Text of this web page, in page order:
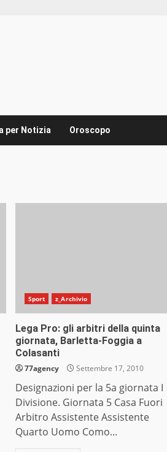
per Notizia Oroscopo
Sport z_Archivio
Lega Pro: gli arbitri della quinta
giornata, Barletta-Foggia a
Colasanti
77agency Settembre 17, 2010
Designazioni per la 5a giornata I
Divisione. Giornata 5 Casa Fuori
Arbitro Assistente Assistente
Quarto Uomo Como...